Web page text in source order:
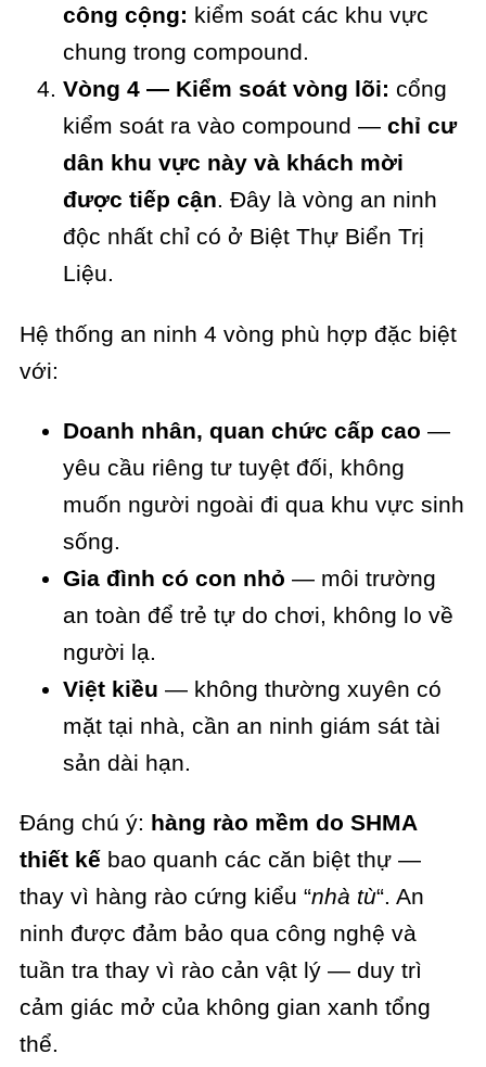
công cộng: kiểm soát các khu vực
chung trong compound.
Vòng 4 — Kiểm soát vòng lõi: cổng
kiểm soát ra vào compound — chỉ cư
dân khu vực này và khách mời
được tiếp cận. Đây là vòng an ninh
độc nhất chỉ có ở Biệt Thự Biển Trị
Liệu.
Hệ thống an ninh 4 vòng phù hợp đặc biệt
với:
Doanh nhân, quan chức cấp cao —
yêu cầu riêng tư tuyệt đối, không
muốn người ngoài đi qua khu vực sinh
sống.
Gia đình có con nhỏ — môi trường
an toàn để trẻ tự do chơi, không lo về
người lạ.
Việt kiều — không thường xuyên có
mặt tại nhà, cần an ninh giám sát tài
sản dài hạn.
Đáng chú ý: hàng rào mềm do SHMA
thiết kế bao quanh các căn biệt thự —
thay vì hàng rào cứng kiểu “nhà tù“. An
ninh được đảm bảo qua công nghệ và
tuần tra thay vì rào cản vật lý — duy trì
cảm giác mở của không gian xanh tổng
thể.